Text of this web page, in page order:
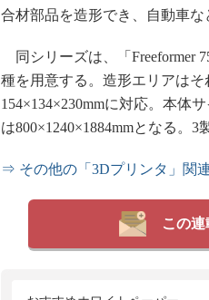
合材部品を造形でき、自動車な
同シリーズは、「Freeformer
種を用意する。造形エリアはそ
154×134×230mmに対応。本体
は800×1240×1884mmとなる。3
⇒ その他の「3Dプリンタ」関
この